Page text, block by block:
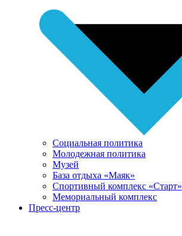
Социальная политика
Молодежная политика
Музей
База отдыха «Маяк»
Спортивный комплекс «Старт»
Мемориальный комплекс
Пресс-центр